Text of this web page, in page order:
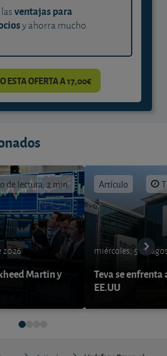
lasventajas para
y ahorra mucho
ESTA OFERTA A 17,00€
de lectura: 2 min.
2026
Martin y
Artículo
miércoles, 5 de
Teva se enfrenta
EE.UU